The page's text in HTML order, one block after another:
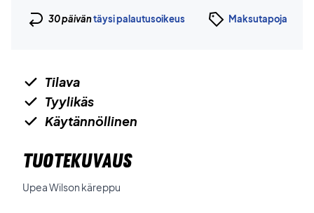
30 päiväntäysi palautusoikeus Maksutapoja
Tilava
Tyylikäs
Käytännöllinen
TUOTEKUVAUS
Upea Wilson käreppu